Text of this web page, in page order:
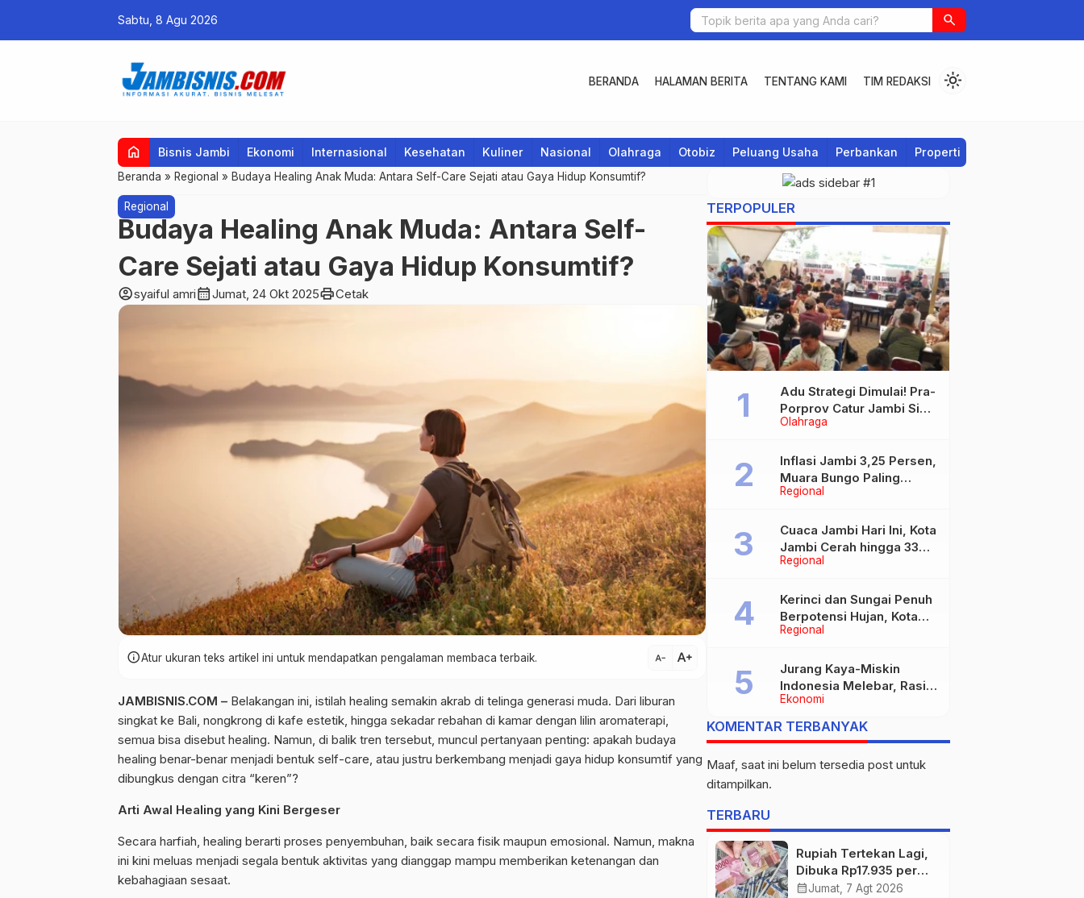
Sabtu, 8 Agu 2026 search
BERANDA HALAMAN BERITA TENTANG KAMI TIM REDAKSI light_mode
home Bisnis Jambi Ekonomi Internasional Kesehatan Kuliner Nasional Olahraga Otobiz Peluang Usaha Perbankan Properti
Beranda » Regional » Budaya Healing Anak Muda: Antara Self-Care Sejati atau Gaya Hidup Konsumtif?
Regional
Budaya Healing Anak Muda: Antara Self-
Care Sejati atau Gaya Hidup Konsumtif?
account_circlesyaiful amricalendar_monthJumat, 24 Okt 2025printCetak
infoAtur ukuran teks artikel ini untuk mendapatkan pengalaman membaca terbaik. text_decrease text_increase
JAMBISNIS.COM – Belakangan ini, istilah healing semakin akrab di telinga generasi muda. Dari liburan
singkat ke Bali, nongkrong di kafe estetik, hingga sekadar rebahan di kamar dengan lilin aromaterapi
semua bisa disebut healing. Namun, di balik tren tersebut, muncul pertanyaan penting: apakah budaya
healing benar-benar menjadi bentuk self-care , atau justru berkembang menjadi gaya hidup konsumtif yang
dibungkus dengan citra “keren”?
Arti Awal Healing yang Kini Bergeser
Secara harfiah, healing berarti proses penyembuhan, baik secara fisik maupun emosional. Namun, makna
ini kini meluas menjadi segala bentuk aktivitas yang dianggap mampu memberikan ketenangan dan
kebahagiaan sesaat.
TERPOPULER
Olahraga
Adu Strategi Dimulai! Pra-
Porprov Catur Jambi Siap
Digelar, Libatkan 72 Atlet
Regional
Inflasi Jambi 3,25 Persen,
Muara Bungo Paling
Tinggi Capai 4,21 Persen
Regional
Cuaca Jambi Hari Ini, Kota
Jambi Cerah hingga 33
Derajat Celsius
Regional
Kerinci dan Sungai Penuh
Berpotensi Hujan, Kota
Jambi Berawan
Ekonomi
Jurang Kaya-Miskin
Indonesia Melebar, Rasio
Gini Naik Jadi 0,368 pada
Maret 2026
KOMENTAR TERBANYAK
Maaf, saat ini belum tersedia post untuk
ditampilkan.
TERBARU
Rupiah Tertekan Lagi,
Dibuka Rp17.935 per
Dolar AS
calendar_monthJumat, 7 Agt 2026